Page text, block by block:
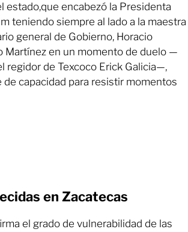
estado,que encabezó la Presidenta
teniendo siempre al lado a la maestra
general de Gobierno, Horacio
Martínez en un momento de duelo —
regidor de Texcoco Erick Galicia—,
de capacidad para resistir momentos
en Zacatecas
el grado de vulnerabilidad de las